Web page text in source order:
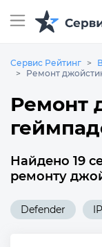
Сервис Рейтинг
Ремонт
Ремонт
Найдено 19
ремонту
Defender